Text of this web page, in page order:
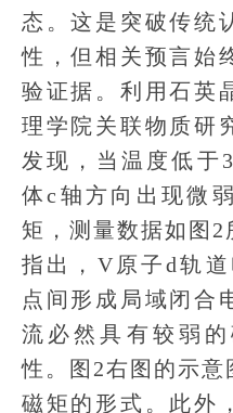
态。这是突破传统
性，但相关预言始
验证据。利用石英
理学院关联物质研
发现，当温度低于
体c轴方向出现微
矩，测量数据如图
指出，V原子d轨
点间形成局域闭合
流必然具有较弱
性。图2右图的示意
磁矩的形式。此外